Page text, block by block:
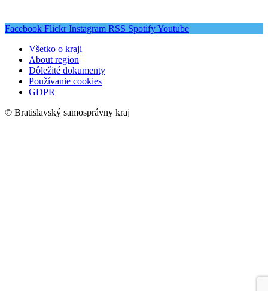
Facebook Flickr Instagram RSS SpotifyYoutube
Všetko o kraji
About region
Dôležité dokumenty
Používanie cookies
GDPR
© Bratislavský samosprávny kraj